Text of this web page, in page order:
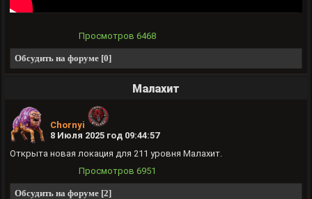
Просмотров 6468
Обсудить на форуме [0]
Малахит
Chornyi
8 Июля 2025 год 09:44:57
Открыта новая локация для 211 уровня Малахит.
Просмотров 6951
Обсудить на форуме [2]